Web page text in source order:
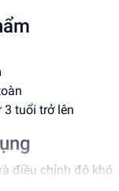
tuổi trở lên
điều chỉnh độ khó